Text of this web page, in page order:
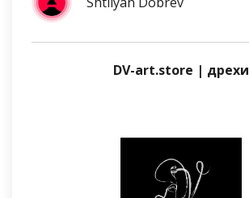
DV-art.store | дрехи